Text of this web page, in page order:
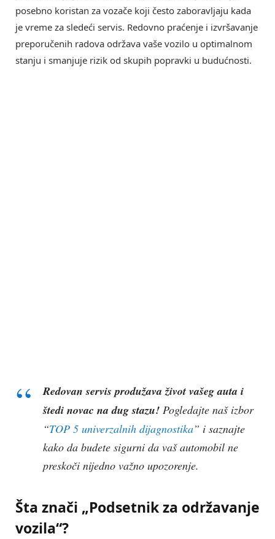
posebno koristan za vozače koji često zaboravljaju kada
je vreme za sledeći servis. Redovno praćenje i izvršavanje
preporučenih radova održava vaše vozilo u optimalnom
stanju i smanjuje rizik od skupih popravki u budućnosti.
Redovan servis produžava život vašeg auta i
štedi novac na dug stazu! Pogledajte naš izbor
“TOP 5 univerzalnih dijagnostika” i saznajte
kako da budete sigurni da vaš automobil ne
preskoči nijedno važno upozorenje.
Šta znači „Podsetnik za održavanje
vozila“?